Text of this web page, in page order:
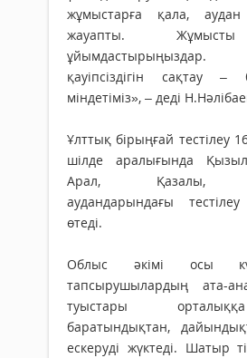
жұмыстарға қала,
жауапты. Жұмысты
ұйымдастырыңыздар.
қауіпсіздігін сақтау –
міндетіміз», – деді
Ұлттық бірыңғай тестілеу
шілде аралығында
Арал, Қазалы,
аудандарындағы тестілеу
өтеді.
Облыс әкімі осы
тапсырушылардың ата-
туыстары
баратындықтан,
ескеруді жүктеді. Шатыр